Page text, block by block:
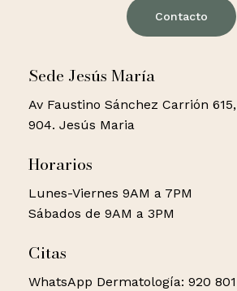
Contacto
Sede Jesús María
Av Faustino Sánchez Carrión
904. Jesús Maria
Horarios
Lunes-Viernes 9AM a 7PM
Sábados de 9AM a 3PM
Citas
WhatsApp Dermatología: 920